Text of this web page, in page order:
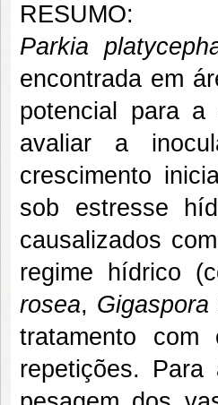
RESUMO:
Parkia
encontrada em
potencial para a
avaliar a
crescimento
sob estresse
causalizados
regime hídrico
rosea, Gigaspora
tratamento
repetições.